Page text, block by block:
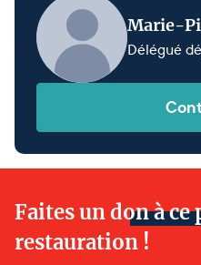
Marie-
Délégué
Faites un don à ce
restauration !